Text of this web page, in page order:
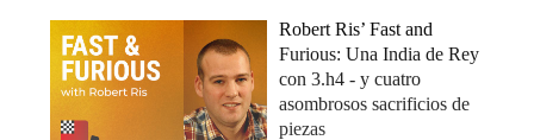
Robert Ris’ Fast and
Furious: Una India de Rey
con 3.h4 - y cuatro
asombrosos sacrificios de
piezas